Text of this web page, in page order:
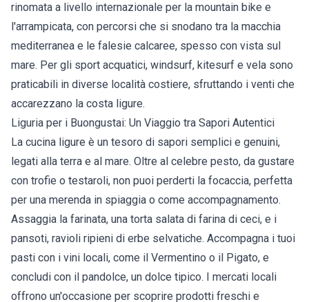
rinomata a livello internazionale per la mountain bike e
l'arrampicata, con percorsi che si snodano tra la macchia
mediterranea e le falesie calcaree, spesso con vista sul
mare. Per gli sport acquatici, windsurf, kitesurf e vela sono
praticabili in diverse località costiere, sfruttando i venti che
accarezzano la costa ligure.
Liguria per i Buongustai: Un Viaggio tra Sapori Autentici
La cucina ligure è un tesoro di sapori semplici e genuini,
legati alla terra e al mare. Oltre al celebre pesto, da gustare
con trofie o testaroli, non puoi perderti la focaccia, perfetta
per una merenda in spiaggia o come accompagnamento.
Assaggia la farinata, una torta salata di farina di ceci, e i
pansoti, ravioli ripieni di erbe selvatiche. Accompagna i tuoi
pasti con i vini locali, come il Vermentino o il Pigato, e
concludi con il pandolce, un dolce tipico. I mercati locali
offrono un'occasione per scoprire prodotti freschi e